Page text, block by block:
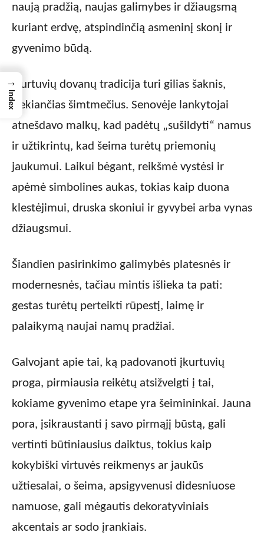
naują pradžią, naujas galimybes ir džiaugsmą
kuriant erdvę, atspindinčią asmeninį skonį ir
gyvenimo būdą.
Įkurtuvių dovanų tradicija turi gilias šaknis,
siekiančias šimtmečius. Senovėje lankytojai
atnešdavo malkų, kad padėtų „sušildyti“ namus
ir užtikrintų, kad šeima turėtų priemonių
jaukumui. Laikui bėgant, reikšmė vystėsi ir
apėmė simbolines aukas, tokias kaip duona
klestėjimui, druska skoniui ir gyvybei arba vynas
džiaugsmui.
Šiandien pasirinkimo galimybės platesnės ir
modernesnės, tačiau mintis išlieka ta pati:
gestas turėtų perteikti rūpestį, laimę ir
palaikymą naujai namų pradžiai.
Galvojant apie tai, ką padovanoti įkurtuvių
proga, pirmiausia reikėtų atsižvelgti į tai,
kokiame gyvenimo etape yra šeimininkai. Jauna
pora, įsikraustanti į savo pirmąjį būstą, gali
vertinti būtiniausius daiktus, tokius kaip
kokybiški virtuvės reikmenys ar jaukūs
užtiesalai, o šeima, apsigyvenusi didesniuose
namuose, gali mėgautis dekoratyviniais
akcentais ar sodo įrankiais.
→
Index